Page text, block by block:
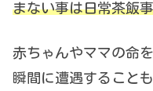
まない事は日常茶飯事
赤ちゃんやママの命
瞬間に遭遇すること